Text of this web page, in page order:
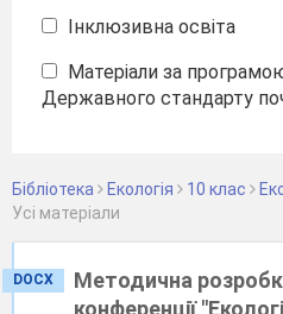
Інклюзивна освіта
Матеріали за
Державного стандарту
Бібліотека Екологія 10 клас
Уcі матеріали
DOCX
Методична
конференції